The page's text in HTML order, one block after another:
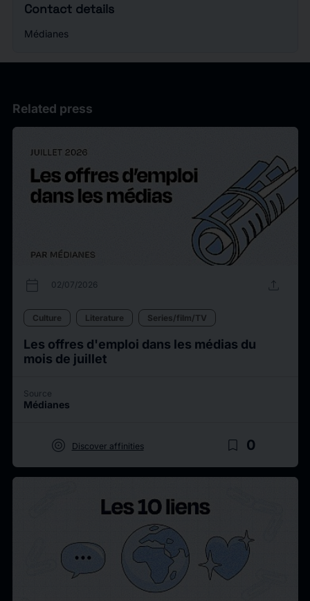
Contact details
Médianes
Related press
calendar_today 02/07/2026 upload
Culture Literature Series/film/TV
Les offres d'emploi dans les médias du
mois de juillet
Source
Médianes
target Discover affinities bookmark_border 0